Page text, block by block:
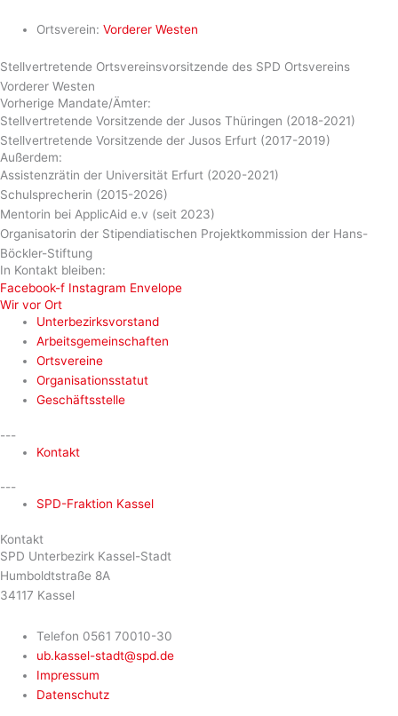
Ortsverein:Vorderer Westen
Stellvertretende Ortsvereinsvorsitzende des SPD Ortsvereins
Vorderer Westen
Vorherige Mandate/Ämter:
Stellvertretende Vorsitzende der Jusos Thüringen (2018-2021)
Stellvertretende Vorsitzende der Jusos Erfurt (2017-2019)
Außerdem:
Assistenzrätin der Universität Erfurt (2020-2021)
Schulsprecherin (2015-2026)
Mentorin bei ApplicAid e.v (seit 2023)
Organisatorin der Stipendiatischen Projektkommission der Hans-
Böckler-Stiftung
In Kontakt bleiben:
Facebook-f Instagram Envelope
Wir vor Ort
Unterbezirksvorstand
Arbeitsgemeinschaften
Ortsvereine
Organisationsstatut
Geschäftsstelle
---
Kontakt
---
SPD-Fraktion Kassel
Kontakt
SPD Unterbezirk Kassel-Stadt
Humboldtstraße 8A
34117 Kassel
Telefon 0561 70010-30
ub.kassel-stadt@spd.de
Impressum
Datenschutz